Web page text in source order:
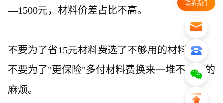
—1500元，材料价差占比不高。
不要为了省15元材料费选了不够用的材料，也
不要为了"更保险"多付材料费换来一堆不必要的
麻烦。
联系我们